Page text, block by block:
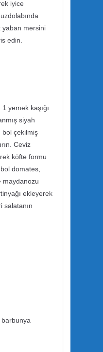
iyice
yaban mersini
edin.
yemek kaşığı
siyah
bol çekilmiş
Ceviz
köfte formu
domates,
maydanozu
ekleyerek
salatanın
barbunya